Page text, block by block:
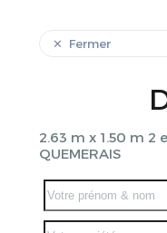
Fermer
2.63 m x 1.50 m
QUEMERAIS